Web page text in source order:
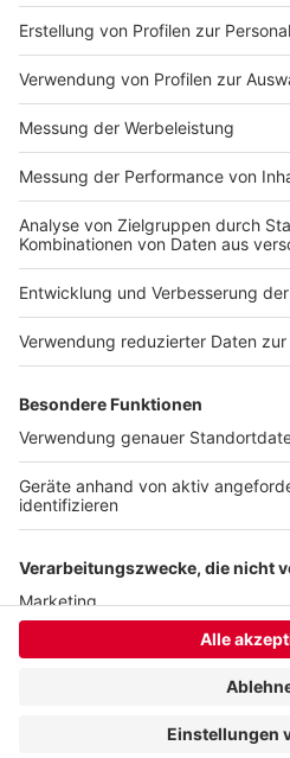
Laut EU-Fluggastrechte-
Fluggesellschaft dann
mehr als dreistündige
Annullierungen
es einen Anspruch auf 250 bis
vom Ticketpreis. Auch
Verpflegung am Flughafen
Fluggäste auch
zum Beispiel schlechte
Grund für eine Entschädigung.
Anzeige